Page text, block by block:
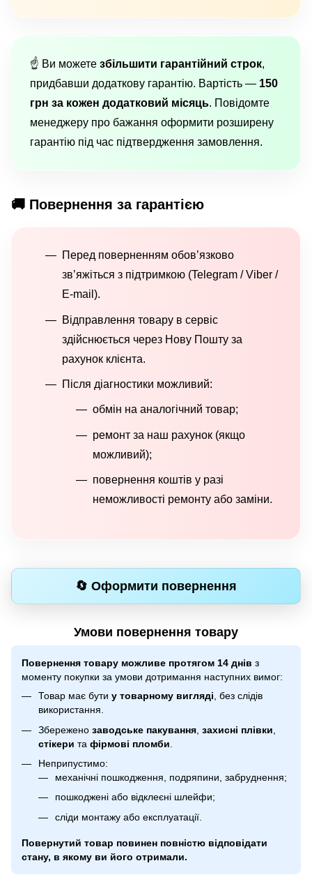
☝️ Ви можете збільшити гарантійний строк,
придбавши додаткову гарантію. Вартість — 150
грн за кожен додатковий місяць. Повідомте
менеджеру про бажання оформити розширену
гарантію під час підтвердження замовлення.
🚚 Повернення за гарантією
Перед поверненням обов’язково
зв’яжіться з підтримкою (Telegram / Viber /
E-mail).
Відправлення товару в сервіс
здійснюється через Нову Пошту за
рахунок клієнта.
Після діагностики можливий:
обмін на аналогічний товар;
ремонт за наш рахунок (якщо
можливий);
повернення коштів у разі
неможливості ремонту або заміни.
🔄 Оформити повернення
Умови повернення товару
Повернення товару можливе протягом 14 днів з
моменту покупки за умови дотримання наступних вимог:
Товар має бути у товарному вигляді, без слідів
використання.
Збережено заводське пакування захисні плівки
стікери та фірмові пломби
Неприпустимо:
механічні пошкодження, подряпини, забруднення;
пошкоджені або відклеєні шлейфи;
сліди монтажу або експлуатації.
Повернутий товар повинен повністю відповідати
стану, в якому ви його отримали.